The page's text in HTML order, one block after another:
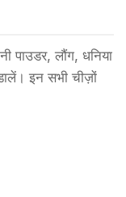
पाउडर, लौंग, धनिया
इन सभी चीज़ों